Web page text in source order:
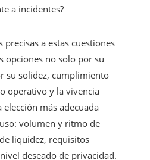
a incidentes?
precisas a estas cuestiones
opciones no solo por su
su solidez, cumplimiento
operativo y la vivencia
más adecuada
volumen y ritmo de
liquidez, requisitos
deseado de privacidad.